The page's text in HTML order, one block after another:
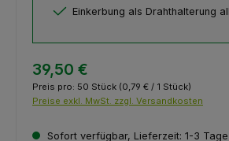
Einkerbung als Drahthalterung
39,50 €
Preis pro: 50 Stück (0,79 € / 1 Stück)
Preise exkl. MwSt. zzgl. Versandkosten
Sofort verfügbar, Lieferzeit: 1-3 Tage